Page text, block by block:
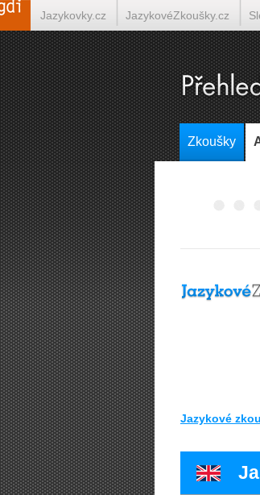
Jazykovky.cz JazykovéZkoušky.cz
Italština on-line Tlumočení-Překlady.cz
Zkoušky
Jazykové